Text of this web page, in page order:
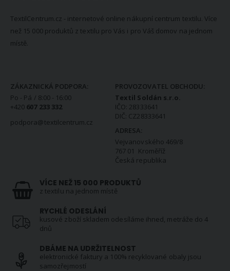
TextilCentrum.cz - internetové online nákupní centrum textilu. Více
než 15 000 produktů z textilu pro Vás i pro Váš domov na jednom
místě.
ZÁKAZNICKÁ PODPORA:
Po - Pá / 8:00 - 16:00
+420 607 233 332
podpora@textilcentrum.cz
PROVOZOVATEL OBCHODU:
Textil Soldán s.r.o.
IČO: 28333641
DIČ: CZ28333641
ADRESA:
Vejvanovského 469/8
767 01 Kroměříž
Česká republika
VÍCE NEŽ 15 000 PRODUKTŮ
z textilu na jednom místě
RYCHLÉ ODESLÁNÍ
kusové zboží skladem odesíláme ihned, metráže do 4
dnů
DBÁME NA UDRŽITELNOST
elektronické faktury a 100% recyklované obaly jsou
samozřejmostí